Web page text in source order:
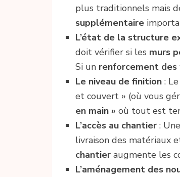
plus traditionnels mais
supplémentaire
L’état de la structure
doit vérifier si les murs
Si un renforcement
Le niveau de finition :
et couvert » (où vous
en main » où tout est
L’accès au chantier :
livraison des matériaux
chantier augmente les
L’aménagement des